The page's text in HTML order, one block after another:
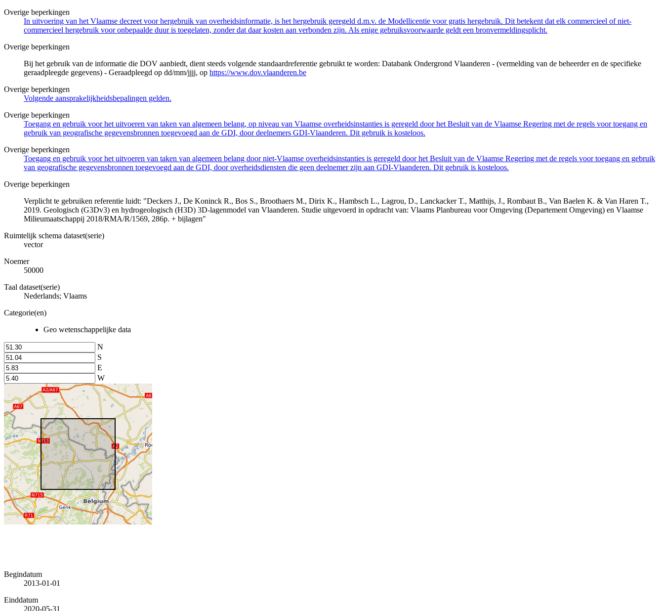
Overige beperkingen
In uitvoering van het Vlaamse decreet voor hergebruik van overheidsinformatie, is het hergebruik geregeld d.m.v. de Modellicentie voor gratis hergebruik. Dit betekent dat elk commercieel of niet-
commercieel hergebruik voor onbepaalde duur is toegelaten, zonder dat daar kosten aan verbonden zijn. Als enige gebruiksvoorwaarde geldt een bronvermeldingsplicht.
Overige beperkingen
Bij het gebruik van de informatie die DOV aanbiedt, dient steeds volgende standaardreferentie gebruikt te worden: Databank Ondergrond Vlaanderen - (vermelding van de beheerder en de specifieke
geraadpleegde gegevens) - Geraadpleegd op dd/mm/jjjj, op https://www.dov.vlaanderen.be
Overige beperkingen
Volgende aansprakelijkheidsbepalingen gelden.
Overige beperkingen
Toegang en gebruik voor het uitvoeren van taken van algemeen belang, op niveau van Vlaamse overheidsinstanties is geregeld door het Besluit van de Vlaamse Regering met de regels voor toegang en
gebruik van geografische gegevensbronnen toegevoegd aan de GDI, door deelnemers GDI-Vlaanderen. Dit gebruik is kosteloos.
Overige beperkingen
Toegang en gebruik voor het uitvoeren van taken van algemeen belang door niet-Vlaamse overheidsinstanties is geregeld door het Besluit van de Vlaamse Regering met de regels voor toegang en gebruik
van geografische gegevensbronnen toegevoegd aan de GDI, door overheidsdiensten die geen deelnemer zijn aan GDI-Vlaanderen. Dit gebruik is kosteloos.
Overige beperkingen
Verplicht te gebruiken referentie luidt: "Deckers J., De Koninck R., Bos S., Broothaers M., Dirix K., Hambsch L., Lagrou, D., Lanckacker T., Matthijs, J., Rombaut B., Van Baelen K. & Van Haren T.,
2019. Geologisch (G3Dv3) en hydrogeologisch (H3D) 3D-lagenmodel van Vlaanderen. Studie uitgevoerd in opdracht van: Vlaams Planbureau voor Omgeving (Departement Omgeving) en Vlaamse
Milieumaatschappij 2018/RMA/R/1569, 286p. + bijlagen"
Ruimtelijk schema dataset(serie)
vector
Noemer
50000
Taal dataset(serie)
Nederlands; Vlaams
Categorie(en)
Geo wetenschappelijke data
N
S
E
W
Begindatum
2013-01-01
Einddatum
2020-05-31